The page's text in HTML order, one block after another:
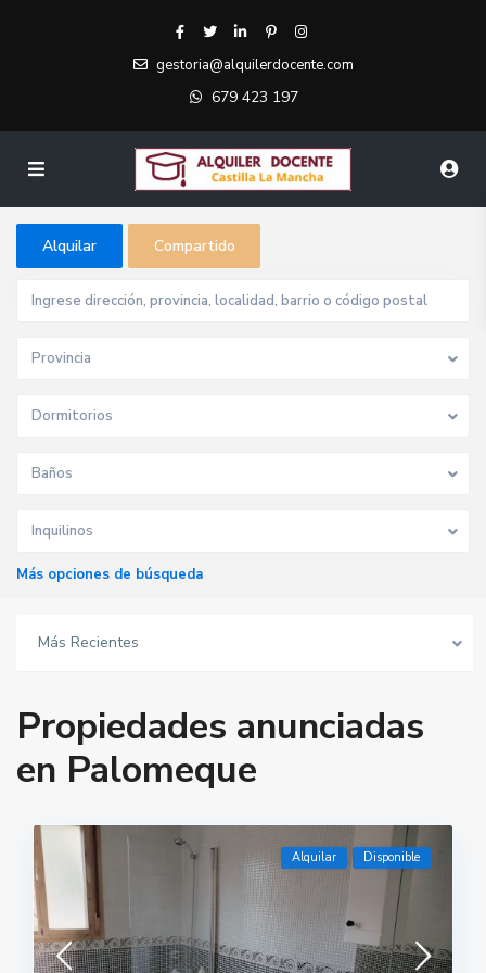
gestoria@alquilerdocente.com
679 423 197
Alquilar Compartido
Provincia
Dormitorios
Baños
Inquilinos
Más opciones de búsqueda
Más Recientes
Propiedades anunciadas
en Palomeque
Alquilar Disponible